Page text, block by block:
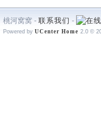
桃河窝窝 - 联系我们 -
Powered by UCenter Home 2.0 ©